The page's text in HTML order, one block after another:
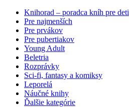
Knihorad – poradca kníh pre deti
Pre najmenších
Pre prvákov
Pre pubertiakov
Young Adult
Beletria
Rozprávky
Sci-fi, fantasy a komiksy
Leporelá
Náučné knihy
Ďalšie kategórie